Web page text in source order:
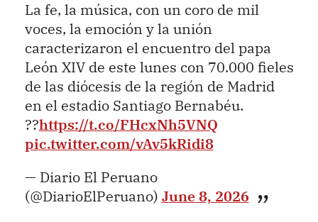
La fe, la música, con un coro de mil
voces, la emoción y la unión
caracterizaron el encuentro del papa
León XIV de este lunes con 70.000 fieles
de las diócesis de la región de Madrid
en el estadio Santiago Bernabéu.
??https://t.co/FHcxNh5VNQ
pic.twitter.com/vAv5kRidi8
— Diario El Peruano
(@DiarioElPeruano) June 8, 2026